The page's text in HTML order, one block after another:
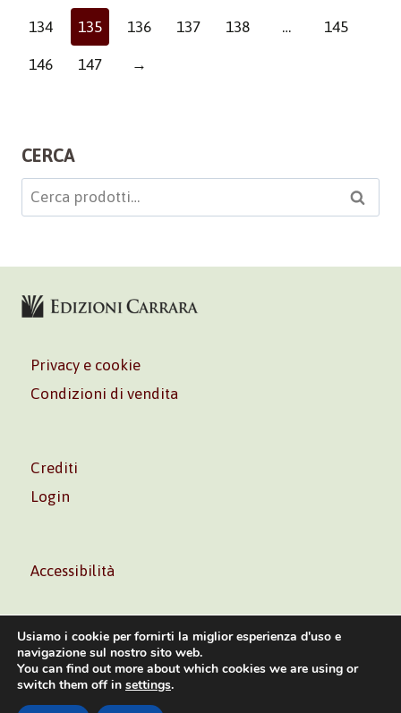
134 135 136 137 138 … 145
146 147 →
CERCA
Cerca: Cerca
Privacy e cookie
Condizioni di vendita
Crediti
Login
Accessibilità
Volontè & Co. Srl – P.I. 06181480960 –info@volonte-
Usiamo i cookie per fornirti la miglior esperienza d'uso e
navigazione sul nostro sito web.
You can find out more about which cookies we are using or
switch them off in settings.